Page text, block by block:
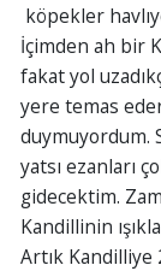
köpekler
İçimden ah bir
fakat yol
yere temas
duymuyordum.
yatsı ezanları
gidecektim.
Kandillinin
Artık